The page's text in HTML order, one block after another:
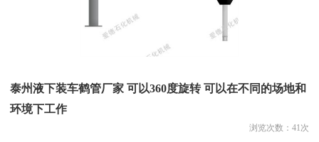
泰州液下装车鹤管厂家 可以360度旋转 可以在不同的场地和
环境下工作
浏览次数： 41次